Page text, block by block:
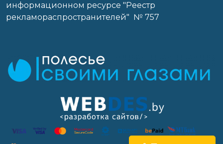
информационном ресурсе "Реестр
рекламораспространителей" № 757